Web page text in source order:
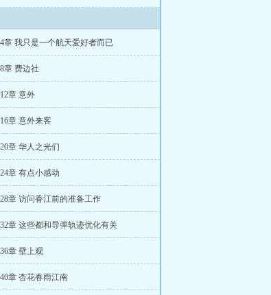
章 我只是一个航天爱好者而已
章 费边社
章 意外
章 意外来客
章 华人之光们
章 有点小感动
章 访问香江前的准备工作
章 这些都和导弹轨迹优化有关
章 壁上观
章 杏花春雨江南